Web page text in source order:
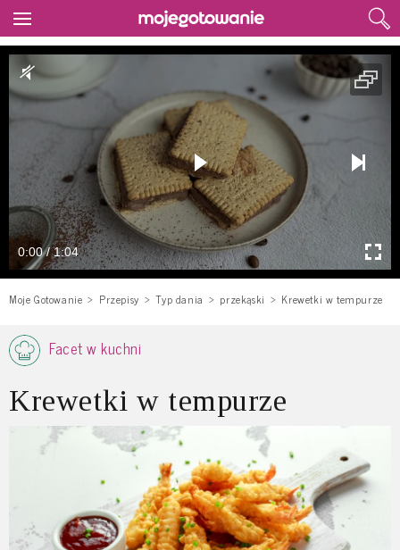
0:00 / 1:04
Moje Gotowanie Przepisy Typ dania przekąski Krewetki w tempurze
Facet w kuchni
Krewetki w tempurze